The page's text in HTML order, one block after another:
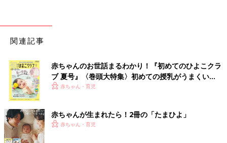
関連記事
赤ちゃんのお世話まるわかり！『初めてのひよこクラ
ブ 夏号』〈巻頭大特集〉初めての授乳がうまくい
く！ おっぱい・ミルクの基本と夏のトラブル 解決テ
赤ちゃん・育児
赤ちゃんが生まれたら！2冊の「たまひよ」
赤ちゃん・育児